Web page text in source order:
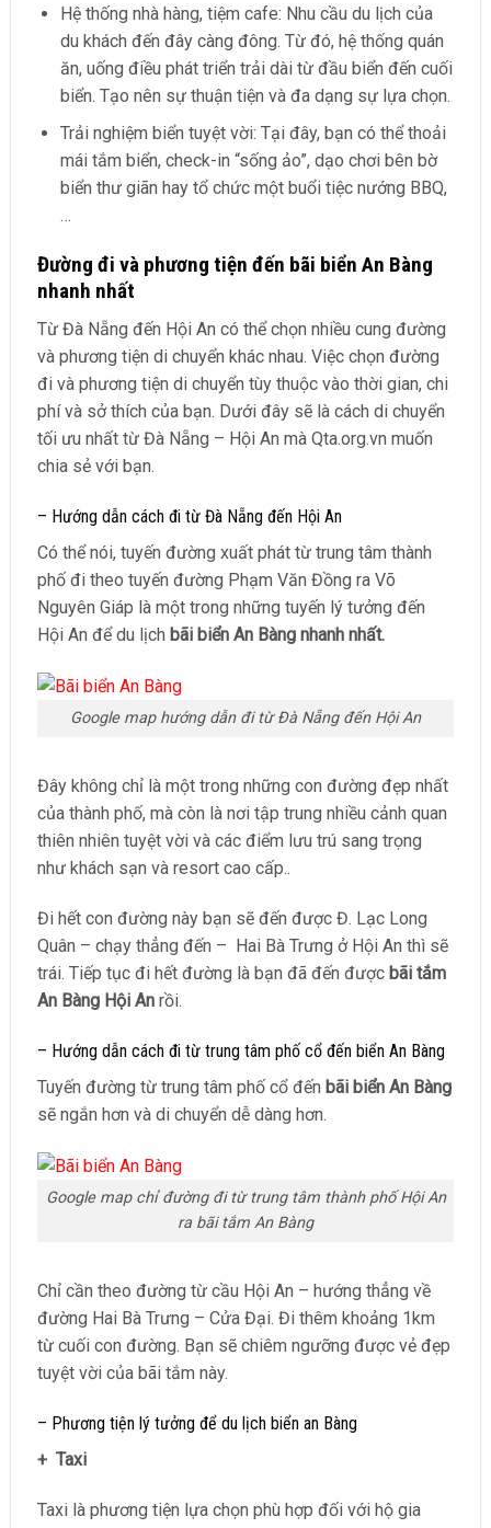
Hệ thống nhà hàng, tiệm cafe: Nhu cầu du lịch của
du khách đến đây càng đông. Từ đó, hệ thống quán
ăn, uống điều phát triển trải dài từ đầu biển đến cuối
biển. Tạo nên sự thuận tiện và đa dạng sự lựa chọn.
Trải nghiệm biển tuyệt vời: Tại đây, bạn có thể thoải
mái tắm biển, check-in “sống ảo”, dạo chơi bên bờ
biển thư giãn hay tổ chức một buổi tiệc nướng BBQ,
…
Đường đi và phương tiện đến bãi biển An Bàng
nhanh nhất
Từ Đà Nẵng đến Hội An có thể chọn nhiều cung đường
và phương tiện di chuyển khác nhau. Việc chọn đường
đi và phương tiện di chuyển tùy thuộc vào thời gian, chi
phí và sở thích của bạn. Dưới đây sẽ là cách di chuyển
tối ưu nhất từ Đà Nẵng – Hội An mà Qta.org.vn muốn
chia sẻ với bạn.
– Hướng dẫn cách đi từ Đà Nẵng đến Hội An
Có thể nói, tuyến đường xuất phát từ trung tâm thành
phố đi theo tuyến đường Phạm Văn Đồng ra Võ
Nguyên Giáp là một trong những tuyến lý tưởng đến
Hội An để du lịch bãi biển An Bàng nhanh nhất.
Google map hướng dẫn đi từ Đà Nẵng đến Hội An
Đây không chỉ là một trong những con đường đẹp nhất
của thành phố, mà còn là nơi tập trung nhiều cảnh quan
thiên nhiên tuyệt vời và các điểm lưu trú sang trọng
như khách sạn và resort cao cấp..
Đi hết con đường này bạn sẽ đến được Đ. Lạc Long
Quân – chạy thẳng đến – Hai Bà Trưng ở Hội An thì sẽ
trái. Tiếp tục đi hết đường là bạn đã đến được bãi tắm
An Bàng Hội Anrồi.
– Hướng dẫn cách đi từ trung tâm phố cổ đến biển An Bàng
Tuyến đường từ trung tâm phố cổ đến bãi biển An Bàng
sẽ ngắn hơn và di chuyển dễ dàng hơn.
Google map chỉ đường đi từ trung tâm thành phố Hội An
ra bãi tắm An Bàng
Chỉ cần theo đường từ cầu Hội An – hướng thẳng về
đường Hai Bà Trưng – Cửa Đại. Đi thêm khoảng 1km
từ cuối con đường. Bạn sẽ chiêm ngưỡng được vẻ đẹp
tuyệt vời của bãi tắm này.
– Phương tiện lý tưởng để du lịch biển an Bàng
+ Taxi
Taxi là phương tiện lựa chọn phù hợp đối với hộ gia